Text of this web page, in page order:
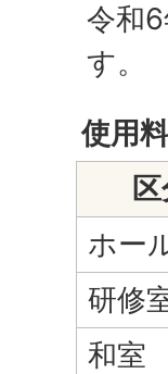
令和
す。
使用料
ホー
研修
和室